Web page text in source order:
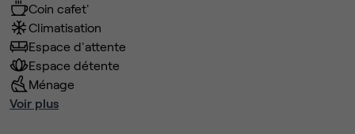
Coin cafet'
Climatisation
Espace d'attente
Espace détente
Ménage
Voir plus